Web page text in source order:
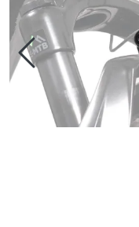
Bagger og sekker
Outlet
Kampanjer